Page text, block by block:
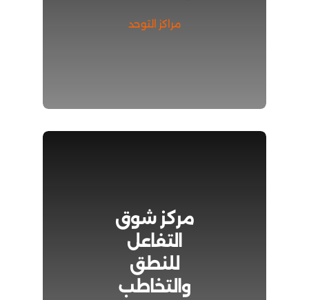
مراكز التوحد
مركز شوق
التفاعل
للنطق
والتخاطب